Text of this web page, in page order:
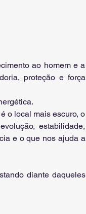
ao homem e a
proteção e força
o local mais escuro, o
estabilidade,
e o que nos ajuda a
diante daqueles